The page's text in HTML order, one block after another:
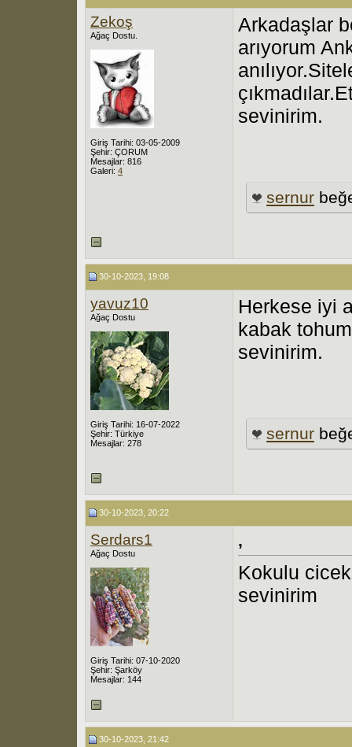
Zekoş
Ağaç Dostu.
Giriş Tarihi: 03-05-2009
Şehir: ÇORUM
Mesajlar: 816
Galeri: 4
Arkadaşlar
arıyorum
sevinirim.
sernur
30-10-2023, 19:08
yavuz10
Ağaç Dostu
Giriş Tarihi: 16-07-2022
Şehir: Türkiye
Mesajlar: 278
Herkese iyi
kabak
sevinirim.
sernur
30-10-2023, 20:22
Serdars1
Ağaç Dostu
Giriş Tarihi: 07-10-2020
Şehir: Şarköy
Mesajlar: 144
,
Kokulu
sevinirim
30-10-2023, 21:42